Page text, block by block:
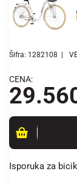
Šifra: 1282108
CENA:
Isporuka za